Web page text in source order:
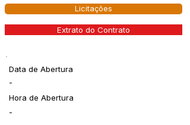
Licitações
Extrato do Contrato
Data de Abertura
-
Hora de Abertura
-